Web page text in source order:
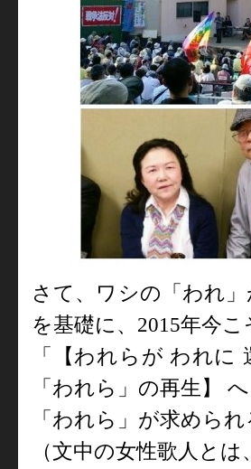
さて、ワシの「われ
を基礎に、 2015年今こ
「【われらが われ
「われら」の再生】
「われら」が求めら
（文中の女性歌人と